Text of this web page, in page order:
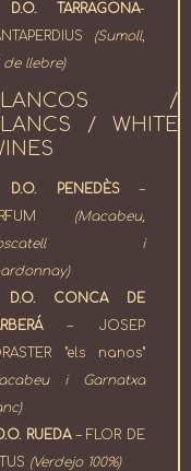
D.O. TARRAGONA-
(Sumoll,
de llebre)
/
/ WHITE
D.O. PENEDÈS–
(Macabeu,
i
D.O. CONCA DE
– JOSEP
"els nanos"
i Garnatxa
RUEDA– FLOR DE
(Verdejo 100%)